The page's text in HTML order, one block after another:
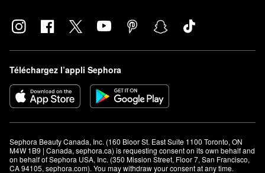
Téléchargez l’appli Sephora
Sephora Beauty Canada, Inc. (160 Bloor St. East Suite 1100 Toronto, ON
M4W 1B9 | Canada, sephora.ca) is requesting consent on its own behalf and
on behalf of Sephora USA, Inc. (350 Mission Street, Floor 7, San Francisco,
CA 94105, sephora.com). You may withdraw your consent at any time.